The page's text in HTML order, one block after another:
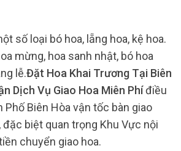
số loại bó hoa, lẵng hoa, kệ hoa.
mừng, hoa sanh nhật, bó hoa
lễ.Đặt Hoa Khai Trương Tại Biên
Dịch Vụ Giao Hoa Miên Phíđiều
Biên Hòa vận tốc bàn giao
đặc biệt quan trọng Khu Vực nội
chuyển giao hoa.